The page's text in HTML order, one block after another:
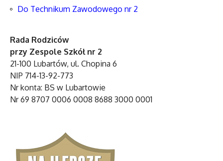
Do Technikum Zawodowego nr 2
Rada Rodziców
przy Zespole Szkół nr 2
21-100 Lubartów, ul. Chopina 6
NIP 714-13-92-773
Nr konta: BS w Lubartowie
Nr 69 8707 0006 0008 8688 3000 0001